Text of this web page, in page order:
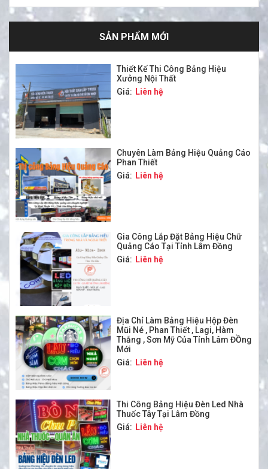
SẢN PHẨM MỚI
Thiết Kế Thi Công Bảng Hiệu
Xưởng Nội Thất
Giá: Liên hệ
Chuyên Làm Bảng Hiệu Quảng Cáo
Phan Thiết
Giá: Liên hệ
Gia Công Lắp Đặt Bảng Hiệu Chữ
Quảng Cáo Tại Tỉnh Lâm Đồng
Giá: Liên hệ
Địa Chỉ Làm Bảng Hiệu Hộp Đèn
Mũi Né , Phan Thiết , Lagi, Hàm
Thắng , Sơn Mỹ Của Tỉnh Lâm ĐỒng
Mới
Giá: Liên hệ
Thi Công Bảng Hiệu Đèn Led Nhà
Thuốc Tây Tại Lâm Đồng
Giá: Liên hệ